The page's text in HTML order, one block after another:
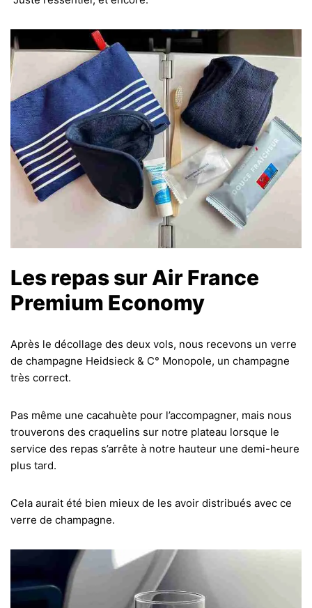
Les repas sur Air France
Premium Economy
Après le décollage des deux vols, nous recevons un verre
de champagne Heidsieck & C° Monopole, un champagne
très correct.
Pas même une cacahuète pour l’accompagner, mais nous
trouverons des craquelins sur notre plateau lorsque le
service des repas s’arrête à notre hauteur une demi-heure
plus tard.
Cela aurait été bien mieux de les avoir distribués avec ce
verre de champagne.